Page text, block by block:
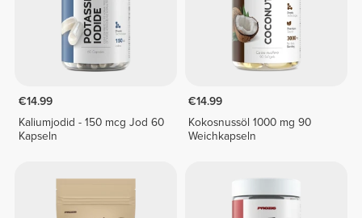
€14.99
Kaliumjodid - 150 mcg Jod 60
Kapseln
€14.99
Kokosnussöl 1000 mg 90
Weichkapseln